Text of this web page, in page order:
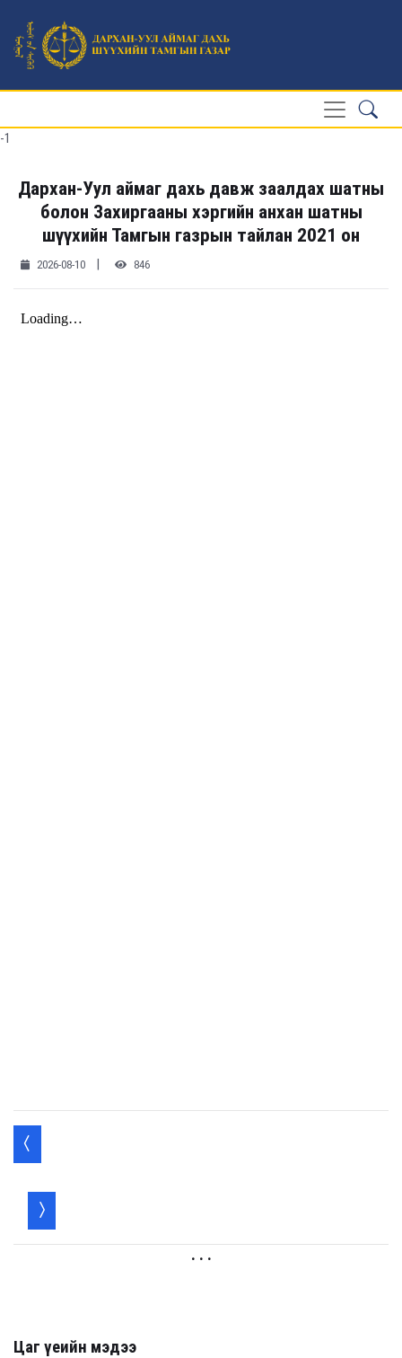
-1
Дархан-Уул аймаг дахь давж заалдах шатны
болон Захиргааны хэргийн анхан шатны
шүүхийн Тамгын газрын тайлан 2021 он
2026-08-10 | 846
. . .
Цаг үеийн мэдээ